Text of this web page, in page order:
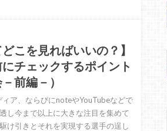
こを見ればいいの？】
チェックするポイント
前編－）
ア、ならびにnoteやYouTubeなどで
し今まで以上に大きな注目を集めて
け引きとそれを実現する選手の逞し